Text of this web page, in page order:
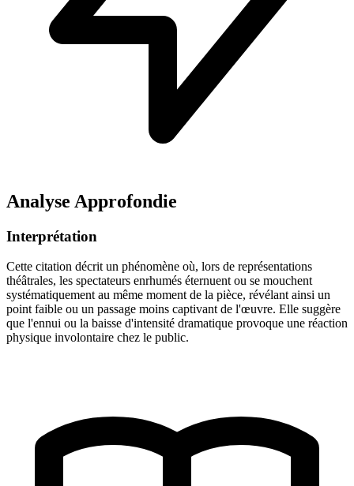
Analyse Approfondie
Interprétation
Cette citation décrit un phénomène où, lors de représentations
théâtrales, les spectateurs enrhumés éternuent ou se mouchent
systématiquement au même moment de la pièce, révélant ainsi un
point faible ou un passage moins captivant de l'œuvre. Elle suggère
que l'ennui ou la baisse d'intensité dramatique provoque une réaction
physique involontaire chez le public.